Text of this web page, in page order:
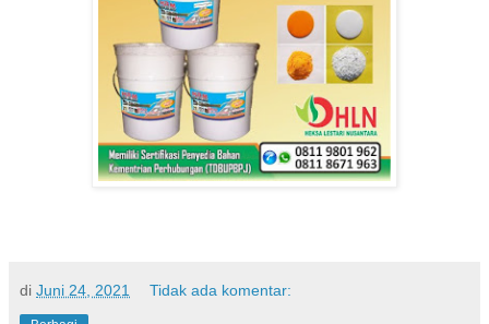
di Juni 24, 2021 Tidak ada komentar: